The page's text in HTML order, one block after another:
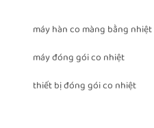
máy hàn co màng bằng nhiệt
máy đóng gói co nhiệt
thiết bị đóng gói co nhiệt